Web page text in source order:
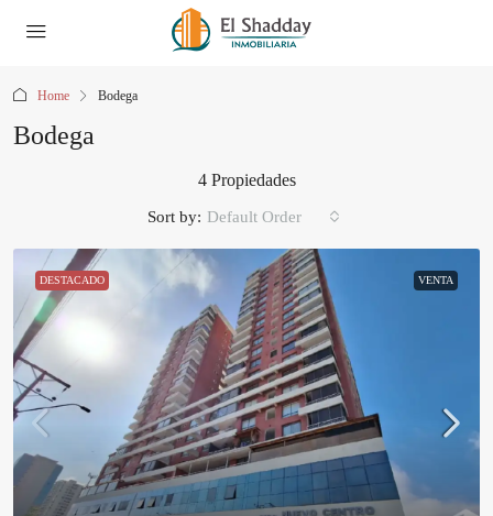
Home Bodega
Bodega
4 Propiedades
Sort by: Default Order
DESTACADO VENTA